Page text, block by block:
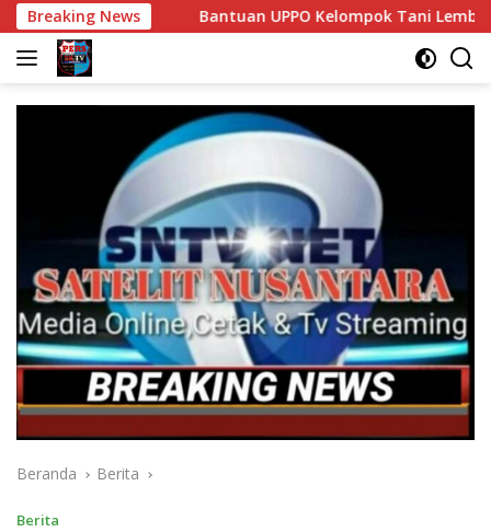
Langsung
ke
konten
Breaking News
Bantuan UPPO Kelompok Tani Lembu Seto Diduga
Beranda Berita
Berita